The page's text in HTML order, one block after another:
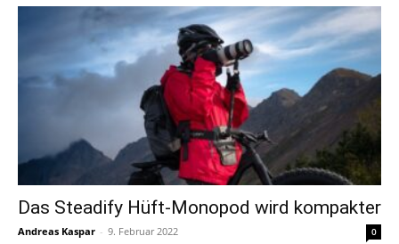
Das Steadify Hüft-Monopod wird kompakter
Andreas Kaspar - 9. Februar 2022 0